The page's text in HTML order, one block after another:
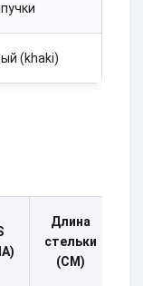
(khaki)
Длина
стельки
(СМ)